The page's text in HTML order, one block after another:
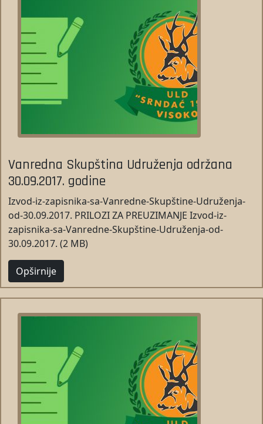
Vanredna Skupština Udruženja održana
30.09.2017. godine
Izvod-iz-zapisnika-sa-Vanredne-Skupštine-Udruženja-
od-30.09.2017. PRILOZI ZA PREUZIMANJE Izvod-iz-
zapisnika-sa-Vanredne-Skupštine-Udruženja-od-
30.09.2017. (2 MB)
Opširnije